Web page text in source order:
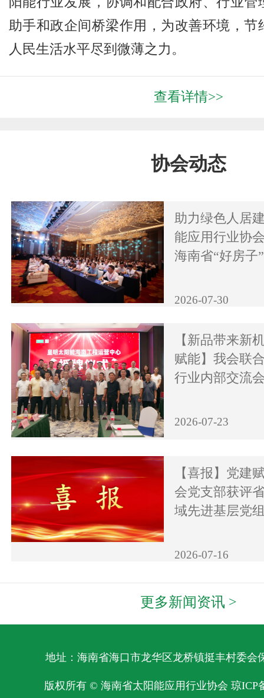
助手和政企间桥梁作用，为改善环境，节
人民生活水平尽到微薄之力。
查看详情>>
协会动态
助力绿色人居
能应用行业协
海南省“好房子
2026-07-30
【新品带来新
赋能】我会联
行业内部交流
2026-07-23
【喜报】党建
会党支部获评
域先进基层党
2026-07-16
更多新闻资讯 >
地址：海南省海口市龙华区龙桥镇挺丰村委会
版权所有 © 海南省太阳能应用行业协会琼ICP